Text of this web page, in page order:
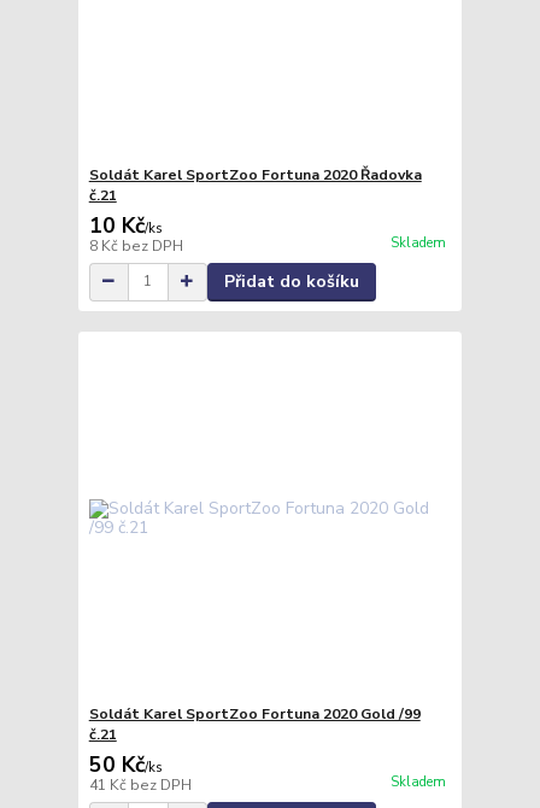
Soldát Karel SportZoo Fortuna 2020 Řadovka
č.21
10 Kč/ks
8 Kč bez DPH Skladem
Přidat do košíku
Soldát Karel SportZoo Fortuna 2020 Gold /99
č.21
50 Kč/ks
41 Kč bez DPH Skladem